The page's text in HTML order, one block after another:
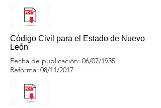
Código Civil para el Estado de Nuevo
León
Fecha de publicación: 06/07/1935
Reforma: 08/11/2017